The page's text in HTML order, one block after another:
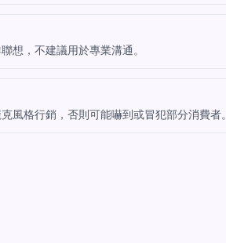
想，不建議用於專業溝通。
風格行銷，否則可能嚇到或冒犯部分消費者。